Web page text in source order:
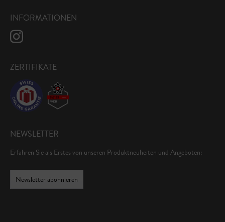
INFORMATIONEN
ZERTIFIKATE
NEWSLETTER
Erfahren Sie als Erstes von unseren Produktneuheiten und Angeboten:
Newsletter abonnieren